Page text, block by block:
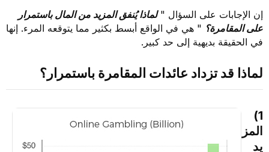
إن الإجابات على السؤال "لماذا يُنفق المزيد من المال باستمرار
على المقامرة؟" هي في الواقع أبسط بكثير مما يتوقعه المرء. إنها
في الحقيقة بديهية إلى حد كبير.
لماذا قد تزداد عائدات المقامرة باستمرار؟
1)
المز
يد